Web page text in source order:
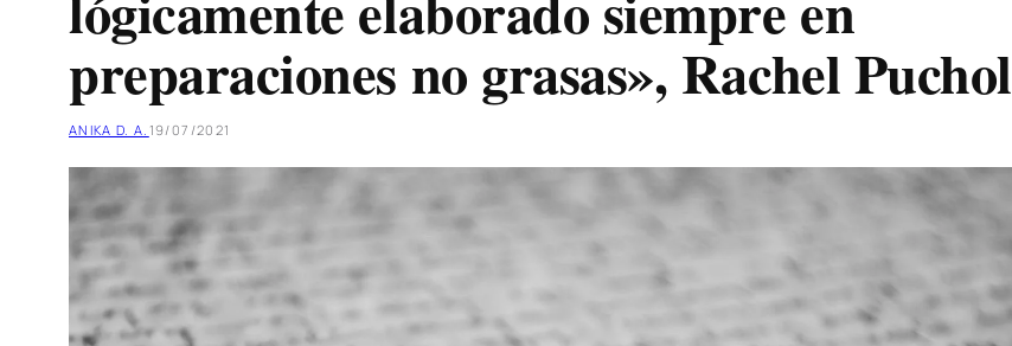
preparaciones no grasas», Rachel Puchol
ANIKA D. A. 19/07/2021